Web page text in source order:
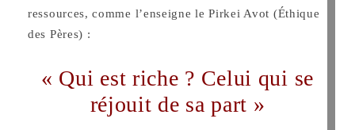
ressources, comme l’enseigne le Pirkei Avot (Éthique
des Pères) :
« Qui est riche ? Celui qui se
réjouit de sa part »